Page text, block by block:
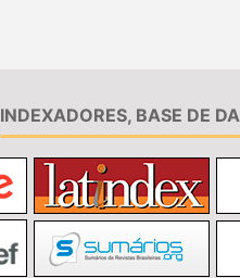
INDEXADORES, BASE DE